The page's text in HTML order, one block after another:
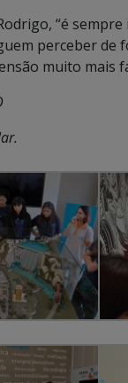
“é
perceber de
muito mais